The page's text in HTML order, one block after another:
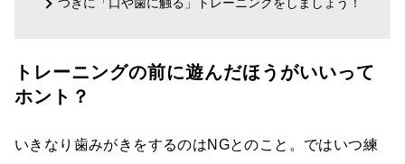
トレーニングの前に遊んだほうがいいって
ホント？
いきなり歯みがきをするのはNGとのこと。ではいつ練